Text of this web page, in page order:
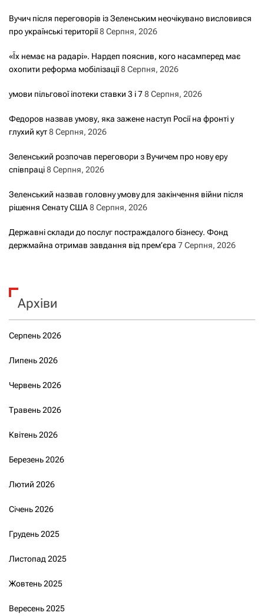
Вучич після переговорів із Зеленським неочікувано висловився
про українські території8 Серпня, 2026
«Їх немає на радарі». Нардеп пояснив, кого насамперед має
охопити реформа мобілізації8 Серпня, 2026
умови пільгової іпотеки ставки 3 і 78 Серпня, 2026
Федоров назвав умову, яка зажене наступ Росії на фронті у
глухий кут8 Серпня, 2026
Зеленський розпочав переговори з Вучичем про нову еру
співпраці8 Серпня, 2026
Зеленський назвав головну умову для закінчення війни після
рішення Сенату США8 Серпня, 2026
Державні склади до послуг постраждалого бізнесу. Фонд
держмайна отримав завдання від прем’єра 7 Серпня, 2026
Архіви
Серпень 2026
Липень 2026
Червень 2026
Травень 2026
Квітень 2026
Березень 2026
Лютий 2026
Січень 2026
Грудень 2025
Листопад 2025
Жовтень 2025
Вересень 2025